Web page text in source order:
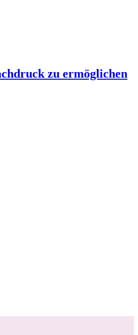
zu ermöglichen